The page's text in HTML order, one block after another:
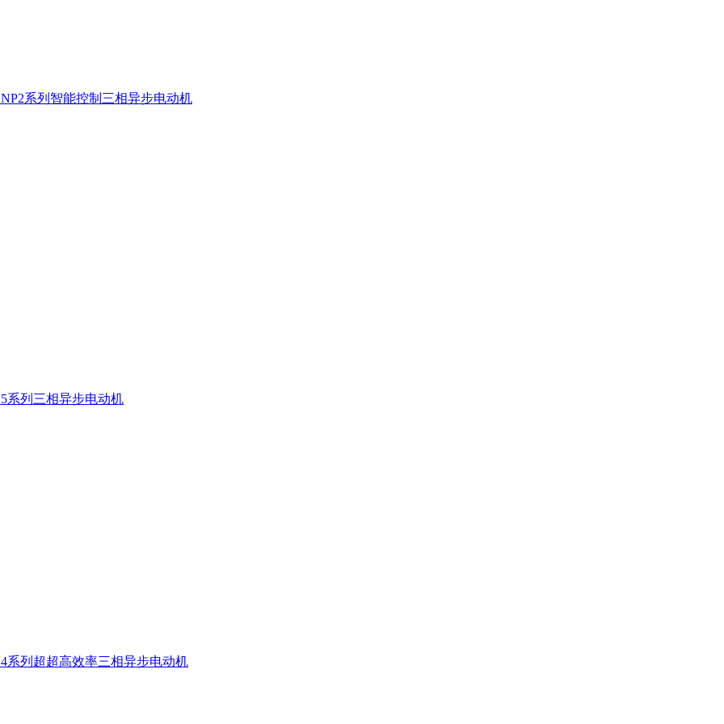
系列智能控制三相异步电动机
系列三相异步电动机
系列超超高效率三相异步电动机